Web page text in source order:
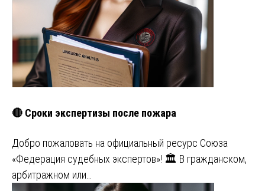
🔴 Сроки экспертизы после пожара
Добро пожаловать на официальный ресурс Союза
«Федерация судебных экспертов»! 🏛️ В гражданском,
арбитражном или…